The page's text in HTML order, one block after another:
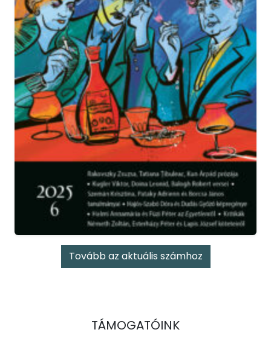
Tovább az aktuális számhoz
TÁMOGATÓINK